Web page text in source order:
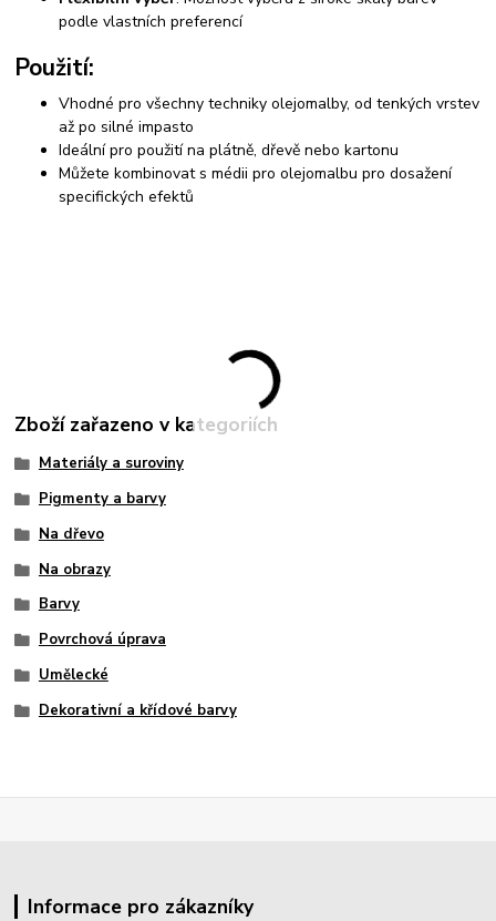
podle vlastních preferencí
Použití:
Vhodné pro všechny techniky olejomalby, od tenkých vrstev
až po silné impasto
Ideální pro použití na plátně, dřevě nebo kartonu
Můžete kombinovat s médii pro olejomalbu pro dosažení
specifických efektů
Zboží zařazeno v kategoriích
Materiály a suroviny
Pigmenty a barvy
Na dřevo
Na obrazy
Barvy
Povrchová úprava
Umělecké
Dekorativní a křídové barvy
Informace pro zákazníky